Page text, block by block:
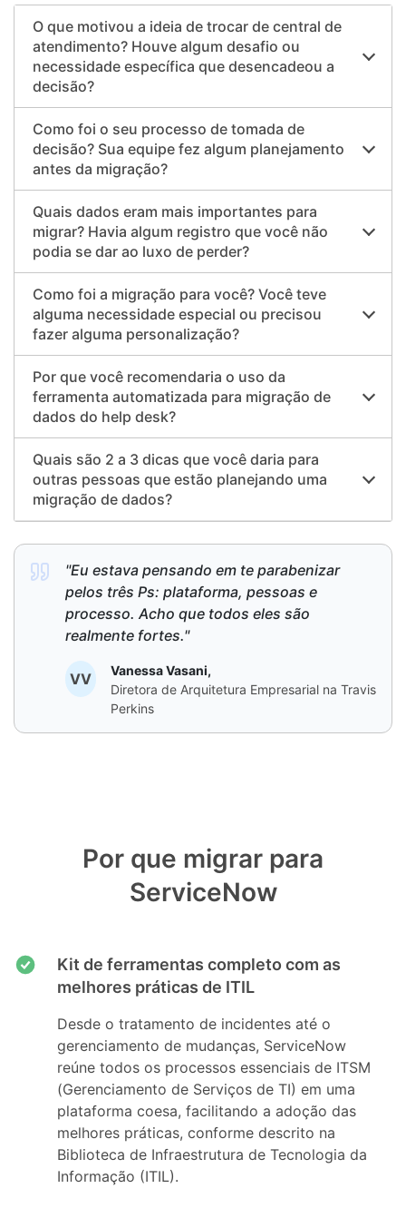
O que motivou a ideia de trocar de central de
atendimento? Houve algum desafio ou
necessidade específica que desencadeou a
decisão?
Como foi o seu processo de tomada de
decisão? Sua equipe fez algum planejamento
antes da migração?
Quais dados eram mais importantes para
migrar? Havia algum registro que você não
podia se dar ao luxo de perder?
Como foi a migração para você? Você teve
alguma necessidade especial ou precisou
fazer alguma personalização?
Por que você recomendaria o uso da
ferramenta automatizada para migração de
dados do help desk?
Quais são 2 a 3 dicas que você daria para
outras pessoas que estão planejando uma
migração de dados?
"Eu estava pensando em te parabenizar
pelos três Ps: plataforma, pessoas e
processo. Acho que todos eles são
realmente fortes."
VV
Vanessa Vasani,
Diretora de Arquitetura Empresarial na Travis
Perkins
Por que migrar para
ServiceNow
Kit de ferramentas completo com as
melhores práticas de ITIL
Desde o tratamento de incidentes até o
gerenciamento de mudanças, ServiceNow
reúne todos os processos essenciais de ITSM
(Gerenciamento de Serviços de TI) em uma
plataforma coesa, facilitando a adoção das
melhores práticas, conforme descrito na
Biblioteca de Infraestrutura de Tecnologia da
Informação (ITIL).